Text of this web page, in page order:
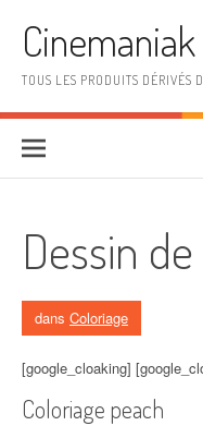
Cinemaniak
TOUS LES PRODUITS DÉRIVÉS
Dessin
dans Coloriage
[google_cloaking]
Coloriage peach